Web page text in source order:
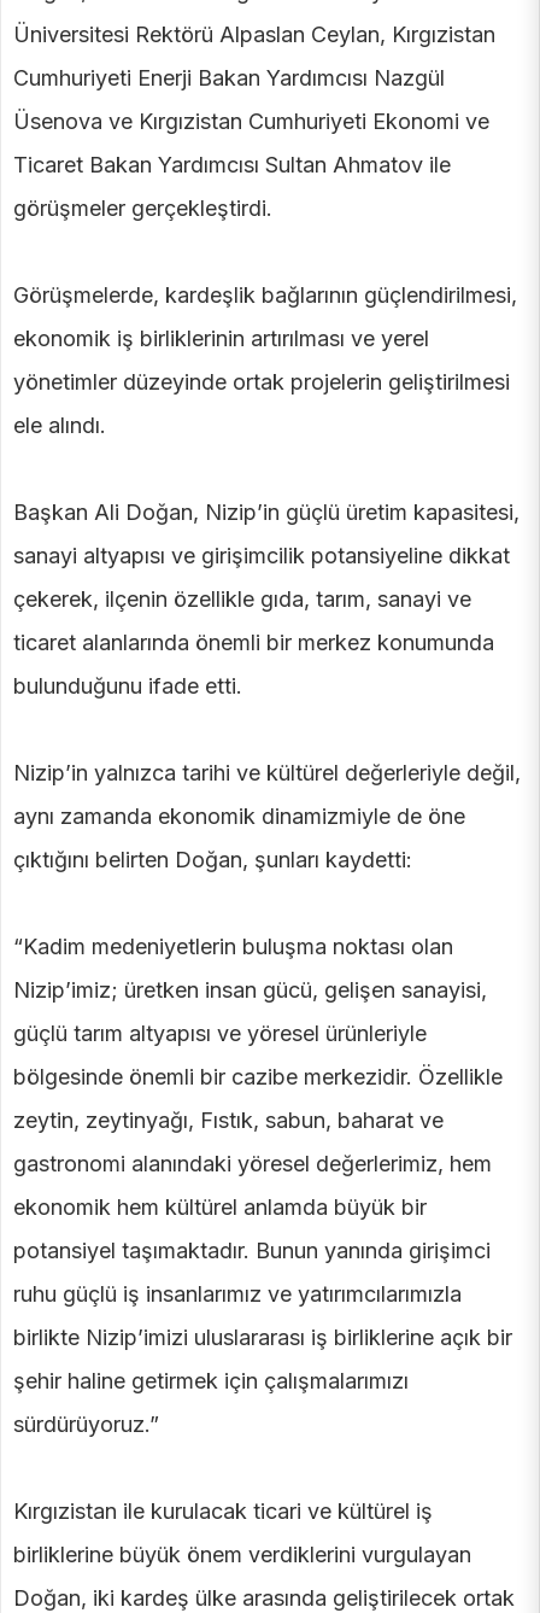
Üniversitesi Rektörü Alpaslan Ceylan, Kırgızistan
Cumhuriyeti Enerji Bakan Yardımcısı Nazgül
Üsenova ve Kırgızistan Cumhuriyeti Ekonomi ve
Ticaret Bakan Yardımcısı Sultan Ahmatov ile
görüşmeler gerçekleştirdi.
Görüşmelerde, kardeşlik bağlarının güçlendirilmesi,
ekonomik iş birliklerinin artırılması ve yerel
yönetimler düzeyinde ortak projelerin geliştirilmesi
ele alındı.
Başkan Ali Doğan, Nizip’in güçlü üretim kapasitesi,
sanayi altyapısı ve girişimcilik potansiyeline dikkat
çekerek, ilçenin özellikle gıda, tarım, sanayi ve
ticaret alanlarında önemli bir merkez konumunda
bulunduğunu ifade etti.
Nizip’in yalnızca tarihi ve kültürel değerleriyle değil,
aynı zamanda ekonomik dinamizmiyle de öne
çıktığını belirten Doğan, şunları kaydetti:
“Kadim medeniyetlerin buluşma noktası olan
Nizip’imiz; üretken insan gücü, gelişen sanayisi,
güçlü tarım altyapısı ve yöresel ürünleriyle
bölgesinde önemli bir cazibe merkezidir. Özellikle
zeytin, zeytinyağı, Fıstık, sabun, baharat ve
gastronomi alanındaki yöresel değerlerimiz, hem
ekonomik hem kültürel anlamda büyük bir
potansiyel taşımaktadır. Bunun yanında girişimci
ruhu güçlü iş insanlarımız ve yatırımcılarımızla
birlikte Nizip’imizi uluslararası iş birliklerine açık bir
şehir haline getirmek için çalışmalarımızı
sürdürüyoruz.”
Kırgızistan ile kurulacak ticari ve kültürel iş
birliklerine büyük önem verdiklerini vurgulayan
Doğan, iki kardeş ülke arasında geliştirilecek ortak